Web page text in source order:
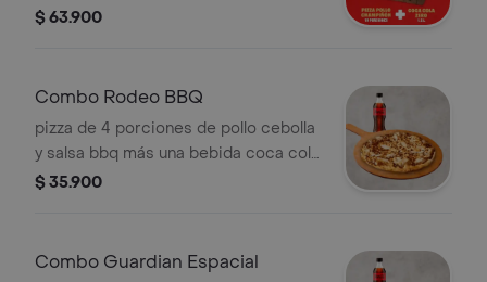
Incluye Salsa de Ajo, Sazonador
$ 63.900
Combo Rodeo BBQ
pizza de 4 porciones de pollo cebolla
y salsa bbq más una bebida coca cola
de 400 ml, (No incluye coleccionable
Pepperoncini.
$ 35.900
Combo Guardian Espacial